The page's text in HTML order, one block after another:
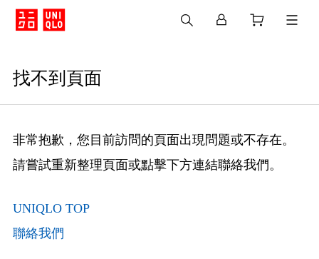
找不到頁面
非常抱歉，您目前訪問的頁面出現問題或不存在。
請嘗試重新整理頁面或點擊下方連結聯絡我們。
UNIQLO TOP
聯絡我們